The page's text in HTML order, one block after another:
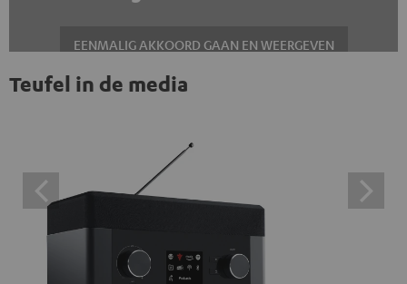
EENMALIG AKKOORD GAAN EN WEERGEVEN
Altijd externe inhoud weergeven? Schakel dit in de gegevensinstellingen
externe inhoud hier met één klik weergeven. Door op de
inhoud te klikken, stem je ermee in dat je de externe
inhoud te zien krijgt. Dit betekent dat persoonlijke
gegevens kunnen worden doorgegeven aan platforms
van derden. Meer informatie hierover vind je in ons
Teufel in de media